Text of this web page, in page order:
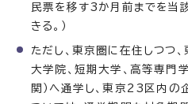
民票を移す3か月前までを当
きる。）
ただし、東京圏に在住しつつ
大学院、短期大学、高等専門
関）へ通学し、東京23区内の